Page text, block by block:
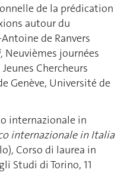
de la prédication
autour du
de Ranvers
Neuvièmes journées
Chercheurs
Genève, Université de
internazionale in
internazionale in Italia
, Corso di laurea in
Studi di Torino, 11